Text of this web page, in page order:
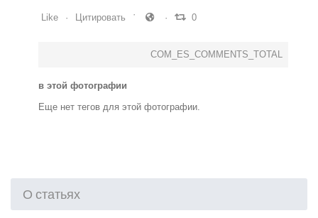
Like Цитировать 0
COM_ES_COMMENTS_TOTAL
в этой фотографии
Еще нет тегов для этой фотографии.
О статьях